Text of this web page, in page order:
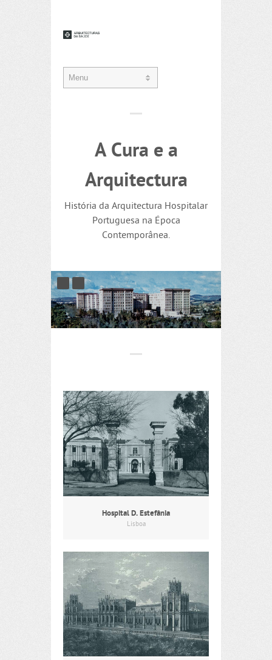
A Cura e a
Arquitectura
História da Arquitectura Hospitalar
Portuguesa na Época
Contemporânea.
Hospital D. Estefânia
Lisboa